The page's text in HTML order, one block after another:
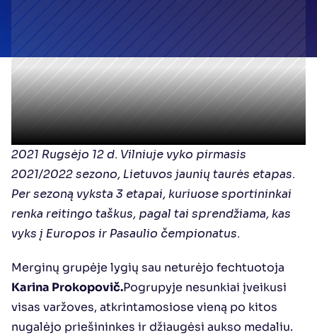
2021 Rugsėjo 12 d. Vilniuje vyko pirmasis
2021/2022 sezono, Lietuvos jaunių taurės etapas.
Per sezoną vyksta 3 etapai, kuriuose sportininkai
renka reitingo taškus, pagal tai sprendžiama, kas
vyks į Europos ir Pasaulio čempionatus.
Karina Prokopovič.Pogrupyje nesunkiai įveikusi
visas varžoves, atkrintamosiose vieną po kitos
nugalėjo priešininkes ir džiaugėsi aukso medaliu.